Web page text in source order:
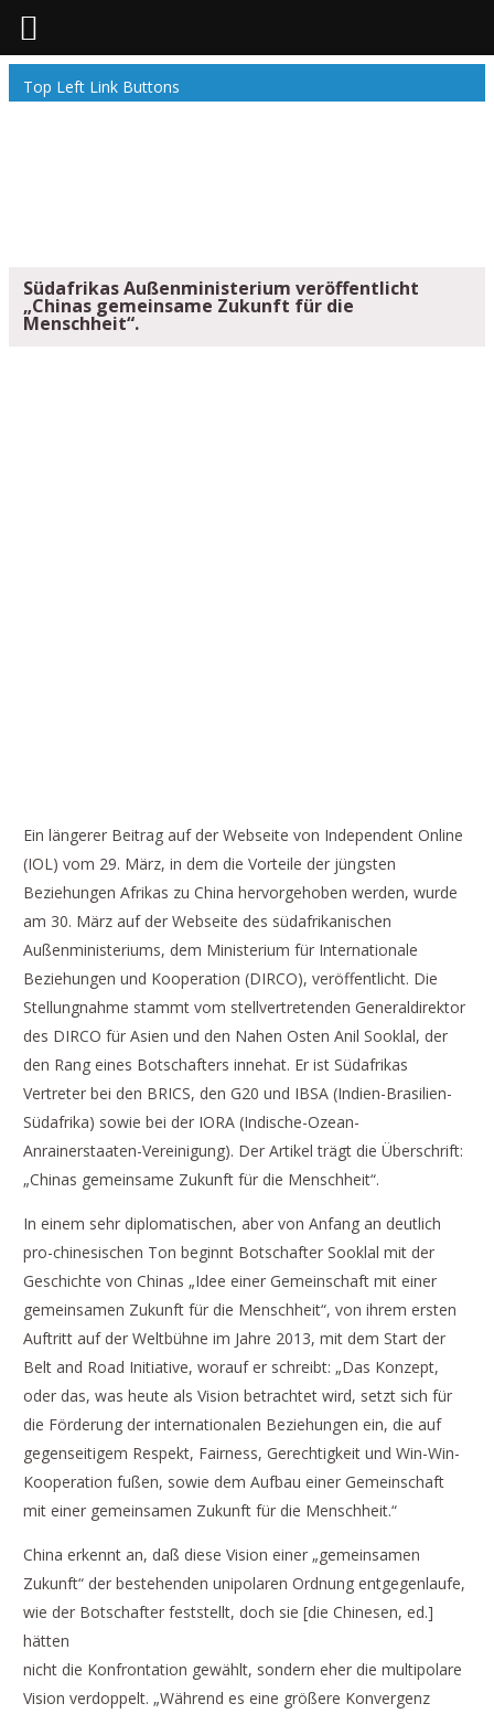
Top Left Link Buttons
Südafrikas Außenministerium veröffentlicht
„Chinas gemeinsame Zukunft für die
Menschheit“.
Ein längerer Beitrag auf der Webseite von Independent Online
(IOL) vom 29. März, in dem die Vorteile der jüngsten
Beziehungen Afrikas zu China hervorgehoben werden, wurde
am 30. März auf der Webseite des südafrikanischen
Außenministeriums, dem Ministerium für Internationale
Beziehungen und Kooperation (DIRCO), veröffentlicht. Die
Stellungnahme stammt vom stellvertretenden Generaldirektor
des DIRCO für Asien und den Nahen Osten Anil Sooklal, der
den Rang eines Botschafters innehat. Er ist Südafrikas
Vertreter bei den BRICS, den G20 und IBSA (Indien-Brasilien-
Südafrika) sowie bei der IORA (Indische-Ozean-
Anrainerstaaten-Vereinigung). Der Artikel trägt die Überschrift:
„Chinas gemeinsame Zukunft für die Menschheit“.
In einem sehr diplomatischen, aber von Anfang an deutlich
pro-chinesischen Ton beginnt Botschafter Sooklal mit der
Geschichte von Chinas „Idee einer Gemeinschaft mit einer
gemeinsamen Zukunft für die Menschheit“, von ihrem ersten
Auftritt auf der Weltbühne im Jahre 2013, mit dem Start der
Belt and Road Initiative, worauf er schreibt: „Das Konzept,
oder das, was heute als Vision betrachtet wird, setzt sich für
die Förderung der internationalen Beziehungen ein, die auf
gegenseitigem Respekt, Fairness, Gerechtigkeit und Win-Win-
Kooperation fußen, sowie dem Aufbau einer Gemeinschaft
mit einer gemeinsamen Zukunft für die Menschheit.“
China erkennt an, daß diese Vision einer „gemeinsamen
Zukunft“ der bestehenden unipolaren Ordnung entgegenlaufe,
wie der Botschafter feststellt, doch sie [die Chinesen, ed.]
hätten
nicht die Konfrontation gewählt, sondern eher die multipolare
Vision verdoppelt. „Während es eine größere Konvergenz